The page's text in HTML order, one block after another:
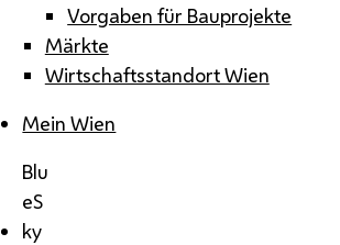
Vorgaben für Bauprojekte
Märkte
Wirtschaftsstandort Wien
Mein Wien
Blu
eS
ky